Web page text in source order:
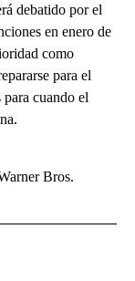
debatido por el
en enero de
como
para el
cuando el
Bros.
NOTIFICATIONS ABOUT